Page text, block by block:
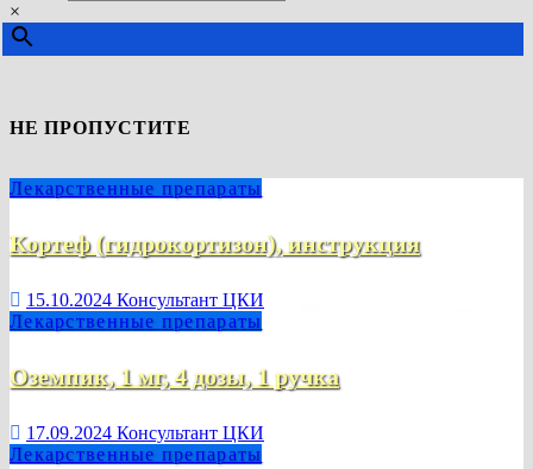
×
НЕ ПРОПУСТИТЕ
Лекарственные препараты
Кортеф (гидрокортизон), инструкция
15.10.2024 Консультант ЦКИ
Лекарственные препараты
Оземпик, 1 мг, 4 дозы, 1 ручка
17.09.2024 Консультант ЦКИ
Лекарственные препараты